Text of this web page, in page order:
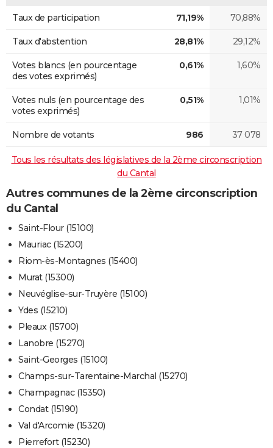
Taux de participation 71,19% 70,88%
Taux d'abstention 28,81% 29,12%
Votes blancs (en pourcentage
des votes exprimés)
0,61% 1,60%
Votes nuls (en pourcentage des
votes exprimés)
0,51% 1,01%
Nombre de votants 986 37 078
Tous les résultats des législatives de la 2ème circonscription
du Cantal
Autres communes de la 2ème circonscription
du Cantal
Saint-Flour (15100)
Mauriac (15200)
Riom-ès-Montagnes (15400)
Murat (15300)
Neuvéglise-sur-Truyère (15100)
Ydes (15210)
Pleaux (15700)
Lanobre (15270)
Saint-Georges (15100)
Champs-sur-Tarentaine-Marchal (15270)
Champagnac (15350)
Condat (15190)
Val d'Arcomie (15320)
Pierrefort (15230)